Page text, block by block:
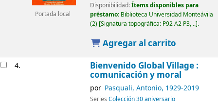
Portada local
Disponibilidad:Ítems disponibles para
préstamo: Biblioteca Universidad Monteávila
(2) Signatura topográfica: P92 A2 P3, .. .
Agregar al carrito
4. Bienvenido Global Village :
comunicación y moral
por Pasquali, Antonio, 1929-2019
Series Colección 30 aniversario